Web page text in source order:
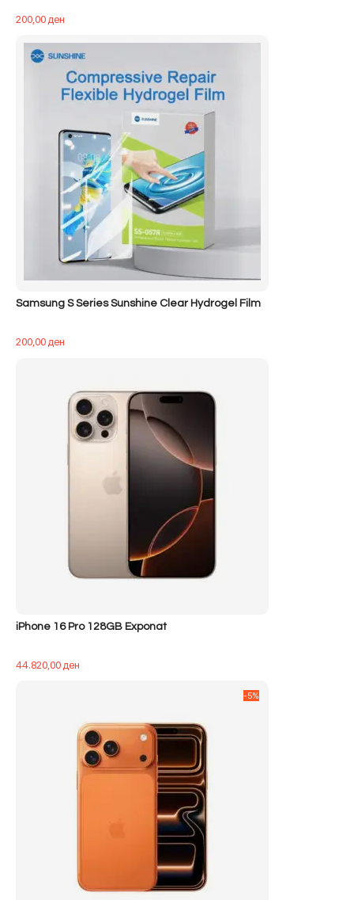
200,00ден
Samsung S Series Sunshine Clear Hydrogel Film
200,00ден
iPhone 16 Pro 128GB Exponat
44.820,00ден
-5%